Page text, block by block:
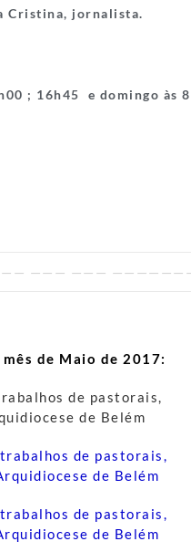
Cristina, jornalista.
; 16h45 e domingo às
——— ———
de Maio de 2017:
de pastorais,
de Belém
de pastorais,
de Belém
de pastorais,
de Belém